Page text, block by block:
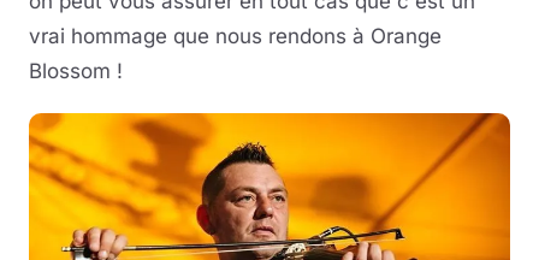
vrai hommage que nous rendons à Orange
Blossom !